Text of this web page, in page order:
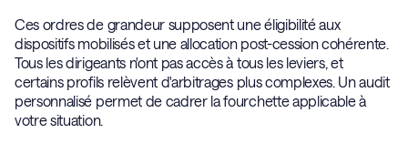
Ces ordres de grandeur supposent une éligibilité aux
dispositifs mobilisés et une allocation post-cession cohérente.
Tous les dirigeants n'ont pas accès à tous les leviers, et
certains profils relèvent d'arbitrages plus complexes. Un audit
personnalisé permet de cadrer la fourchette applicable à
votre situation.